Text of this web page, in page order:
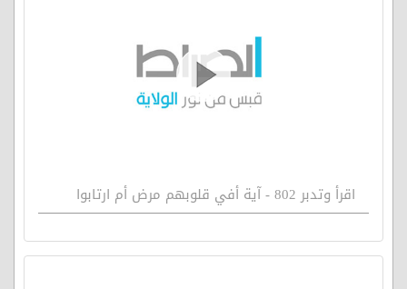
اقرأ وتدبر 802 - آية أفي قلوبهم مرض أم ارتابوا